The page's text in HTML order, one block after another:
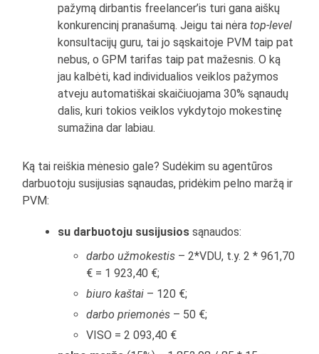
pažymą dirbantis freelancer’is turi gana aiškų
konkurencinį pranašumą. Jeigu tai nėratop-level
konsultacijų guru, tai jo sąskaitoje PVM taip pat
nebus, o GPM tarifas taip pat mažesnis. O ką
jau kalbėti, kad individualios veiklos pažymos
atveju automatiškai skaičiuojama 30% sąnaudų
dalis, kuri tokios veiklos vykdytojo mokestinę
sumažina dar labiau.
Ką tai reiškia mėnesio gale? Sudėkim su agentūros
darbuotoju susijusias sąnaudas, pridėkim pelno maržą ir
PVM:
su darbuotoju susijusios sąnaudos:
darbo užmokestis – 2*VDU, t.y. 2 * 961,70
€ = 1 923,40 €;
biuro kaštai – 120 €;
darbo priemonės – 50 €;
VISO = 2 093,40 €